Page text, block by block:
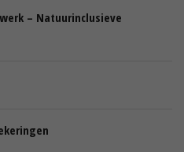
– Natuurinclusieve